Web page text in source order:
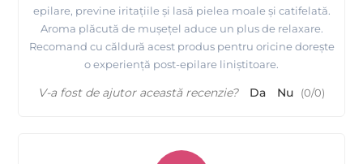
epilare, previne iritațiile și lasă pielea moale și catifelată.
Aroma plăcută de mușețel aduce un plus de relaxare.
Recomand cu căldură acest produs pentru oricine dorește
o experiență post-epilare liniștitoare.
V-a fost de ajutor această recenzie? Da Nu (0/0)